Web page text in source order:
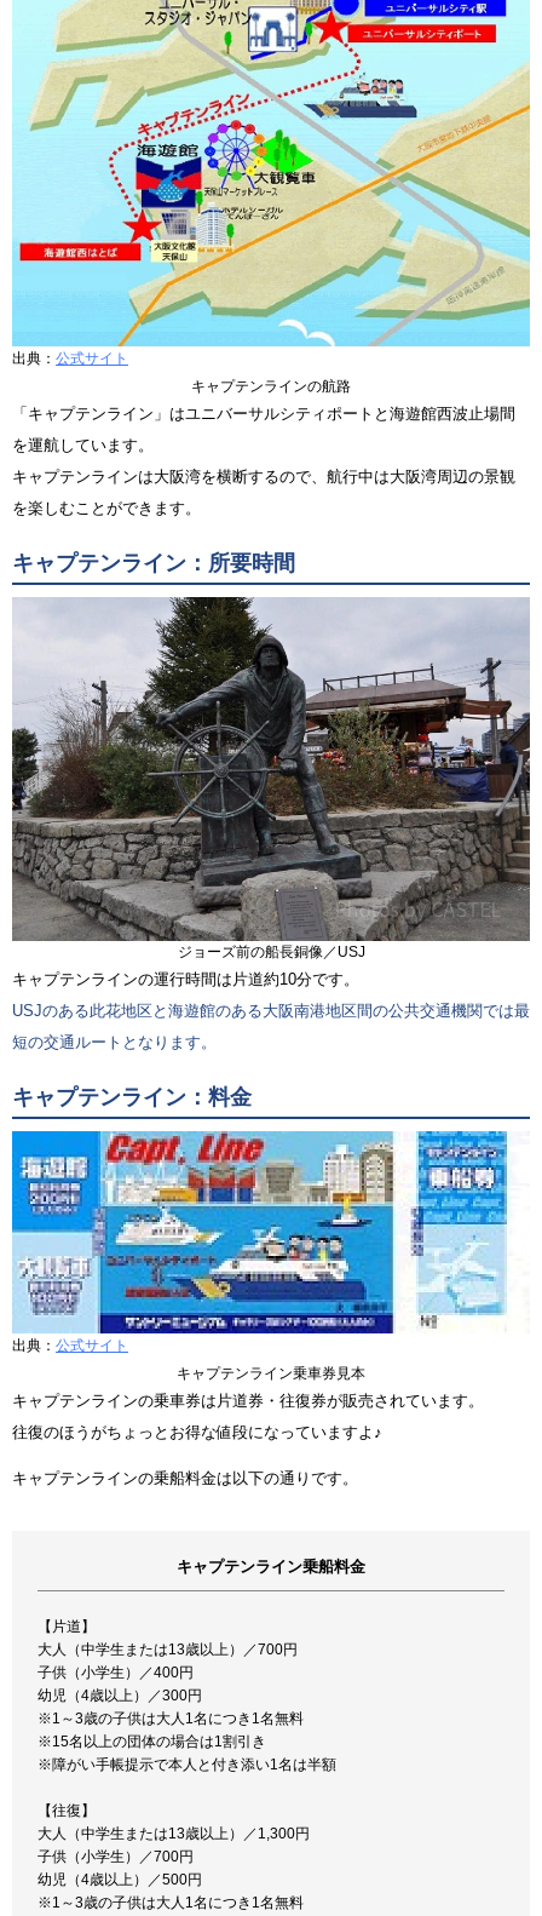
出典： 公式サイト
キャプテンラインの航路
「キャプテンライン」はユニバーサルシティポートと海遊館西波止場間
を運航しています。
キャプテンラインは大阪湾を横断するので、航行中は大阪湾周辺の景観
を楽しむことができます。
キャプテンライン：所要時間
ジョーズ前の船長銅像／USJ
キャプテンラインの運行時間は片道約10分です。
USJのある此花地区と海遊館のある大阪南港地区間の公共交通機関では最
短の交通ルートとなります。
キャプテンライン：料金
出典： 公式サイト
キャプテンライン乗車券見本
キャプテンラインの乗車券は片道券・往復券が販売されています。
往復のほうがちょっとお得な値段になっていますよ♪
キャプテンラインの乗船料金は以下の通りです。
キャプテンライン乗船料金
【片道】
大人（中学生または13歳以上）／700円
子供（小学生）／400円
幼児（4歳以上）／300円
※1～3歳の子供は大人1名につき1名無料
※15名以上の団体の場合は1割引き
※障がい手帳提示で本人と付き添い1名は半額
【往復】
大人（中学生または13歳以上）／1,300円
子供（小学生）／700円
幼児（4歳以上）／500円
※1～3歳の子供は大人1名につき1名無料